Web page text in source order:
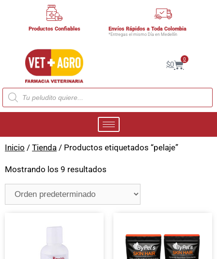
Productos Confiables Envíos Rápidos a Toda Colombia
*Entregas el mismo Día en Medellín
$0
0
Inicio / Tienda / Productos etiquetados “pelaje”
Mostrando los 9 resultados